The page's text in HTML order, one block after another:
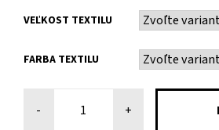
VEĽKOST TEXTILU
FARBA TEXTILU
- +